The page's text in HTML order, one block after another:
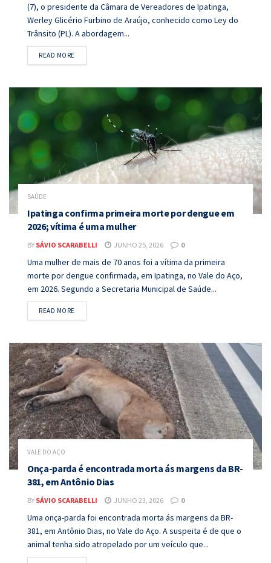
(7), o presidente da Câmara de Vereadores de Ipatinga,
Werley Glicério Furbino de Araújo, conhecido como Ley do
Trânsito (PL). A abordagem...
READ MOREDETAILS
SAÚDE
Ipatinga confirma primeira morte por dengue em
2026; vítima é uma mulher
BY SÁVIO SCARABELLI JUNHO 25, 2026 0
Uma mulher de mais de 70 anos foi a vítima da primeira
morte por dengue confirmada, em Ipatinga, no Vale do Aço,
em 2026. Segundo a Secretaria Municipal de Saúde...
READ MOREDETAILS
VALE DO AÇO
Onça-parda é encontrada morta ás margens da BR-
381, em Antônio Dias
BY SÁVIO SCARABELLI JUNHO 23, 2026 0
Uma onça-parda foi encontrada morta ás margens da BR-
381, em Antônio Dias, no Vale do Aço. A suspeita é de que o
animal tenha sido atropelado por um veículo que...